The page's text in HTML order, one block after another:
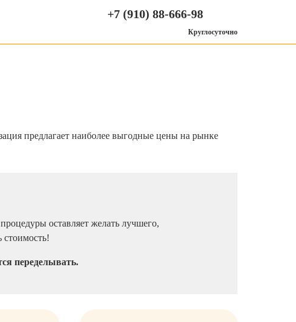
+7 (910) 88-666-98
Круглосуточно
предлагает наиболее выгодные цены на рынке
оставляет желать лучшего,
переделывать.